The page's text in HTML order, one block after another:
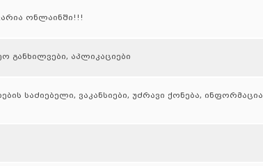
ონლაინში!!!
განხილვები, აპლიკაციები
საძიებელი, ვაკანსიები, უძრავი ქონება, ინფორმაცია